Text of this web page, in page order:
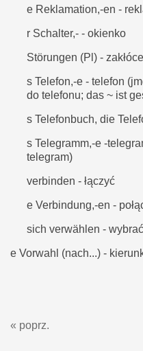
e Reklamation,-en -
r Schalter,- - okienko
Störungen (Pl) -
s Telefon,-e - telefon
do telefonu; das ~ ist
s Telefonbuch, die
s Telegramm,-e -
telegram)
verbinden - łączyć
e Verbindung,-en -
sich verwählen -
e Vorwahl (nach...) -
« poprz.